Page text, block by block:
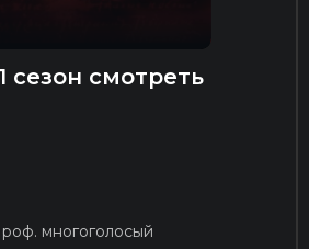
сезон смотреть
многоголосый